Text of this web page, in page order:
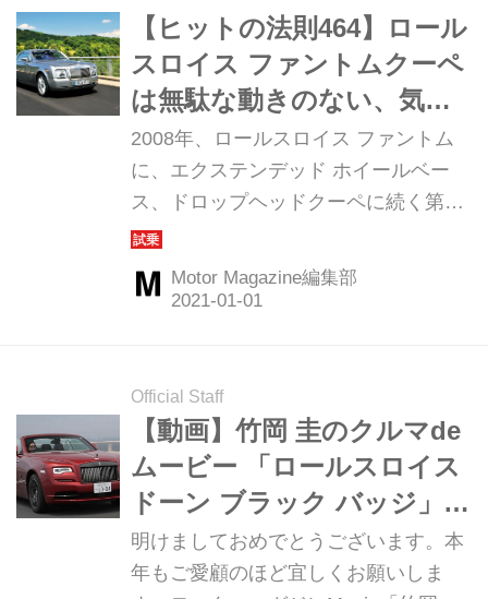
【ヒットの法則464】ロール
スロイス ファントムクーペ
は無駄な動きのない、気品
あふれる走りを見せていた
2008年、ロールスロイス ファントム
に、エクステンデッド ホイールベー
ス、ドロップヘッドクーペに続く第4
のモデル「ファントム クーぺ」が登場
した。ロールスロイスはショーファー
ドリブンカーと考えられがちだが、実
ーペなどを連綿と生産、優れたドライ
バビリティを大きな特徴してきたブラ
ンドでもある。今回はスイスとの国境
に近いフランスのリゾート地で行われ
た国際試乗会の模様を振り返ってみよ
う。（以下の試乗記は、Motor
Magazine 2008年9月号より）
Motor Magazine編集部
Official Staff
【動画】竹岡 圭のクルマde
ムービー 「ロールスロイス
ドーン ブラック バッジ」
（2019年6月放映）
明けましておめでとうございます。本
年もご愛顧のほど宜しくお願いしま